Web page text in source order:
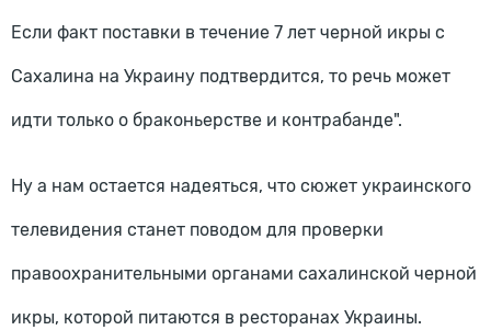
Если факт поставки в течение 7 лет черной икры с
Сахалина на Украину подтвердится, то речь может
идти только о браконьерстве и контрабанде".
Ну а нам остается надеяться, что сюжет украинского
телевидения станет поводом для проверки
правоохранительными органами сахалинской черной
икры, которой питаются в ресторанах Украины.